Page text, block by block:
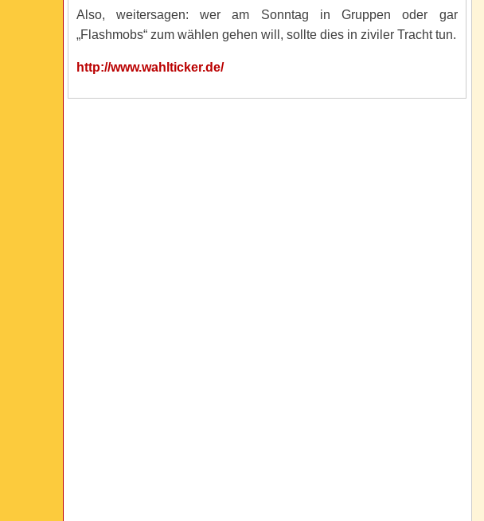
Also, weitersagen: wer am Sonntag in Gruppen oder gar
„Flashmobs“ zum wählen gehen will, sollte dies in ziviler Tracht tun.
http://www.wahlticker.de/